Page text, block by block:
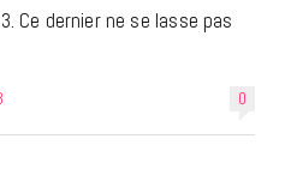
Ce dernier ne se lasse pas
0